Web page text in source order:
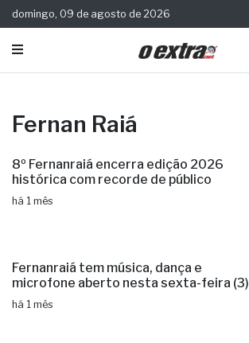
domingo, 09 de agosto de 2026
Fernan Raiá
8º Fernanraiá encerra edição 2026
histórica com recorde de público
há 1 mês
Fernanraiá tem música, dança e
microfone aberto nesta sexta-feira (3)
há 1 mês